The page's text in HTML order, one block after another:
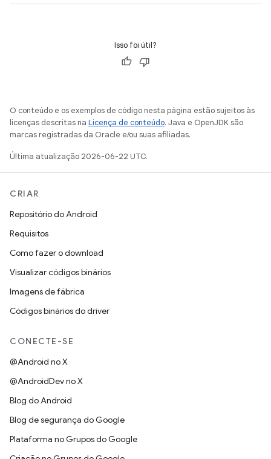
Isso foi útil?
O conteúdo e os exemplos de código nesta página estão sujeitos às
licenças descritas na Licença de conteúdo. Java e OpenJDK são
marcas registradas da Oracle e/ou suas afiliadas.
Última atualização 2026-06-22 UTC.
CRIAR
Repositório do Android
Requisitos
Como fazer o download
Visualizar códigos binários
Imagens de fábrica
Códigos binários do driver
CONECTE-SE
@Android no X
@AndroidDev no X
Blog do Android
Blog de segurança do Google
Plataforma no Grupos do Google